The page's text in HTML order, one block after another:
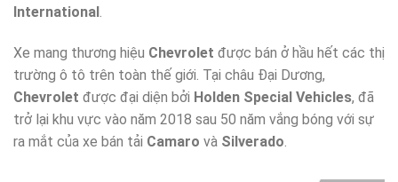
International .
Xe mang thương hiệu Chevrolet được bán ở hầu hết các thị
trường ô tô trên toàn thế giới. Tại châu Đại Dương,
Chevrolet được đại diện bởi Holden Special Vehicles, đã
trở lại khu vực vào năm 2018 sau 50 năm vắng bóng với sự
ra mắt của xe bán tải Camaro và Silverado.